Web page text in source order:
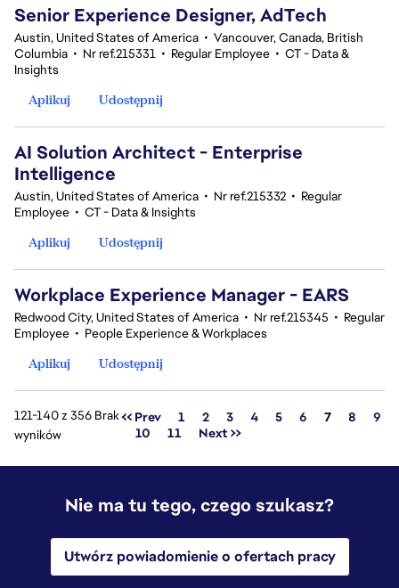
Senior Experience Designer, AdTech
Austin, United States of America • Vancouver, Canada, British
Columbia • Nr ref.215331 • Regular Employee • CT - Data &
Insights
Aplikuj
Udostępnij
AI Solution Architect - Enterprise
Intelligence
Austin, United States of America • Nr ref.215332 • Regular
Employee • CT - Data & Insights
Aplikuj
Udostępnij
Workplace Experience Manager - EARS
Redwood City, United States of America • Nr ref.215345 • Regular
Employee • People Experience & Workplaces
Aplikuj
Udostępnij
121-140 z 356 Brak
wyników
<< Prev 1 2 3 4 5 6 Strona
7 8
9
10
11 Next >>
Nie ma tu tego, czego szukasz?
Utwórz powiadomienie o ofertach pracy